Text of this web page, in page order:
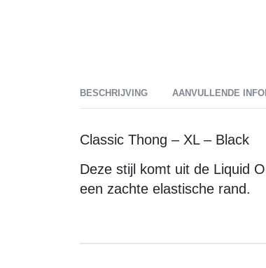
BESCHRIJVING AANVULLENDE
Classic Thong – XL – Black
Deze stijl komt uit de Liquid
een zachte elastische rand.